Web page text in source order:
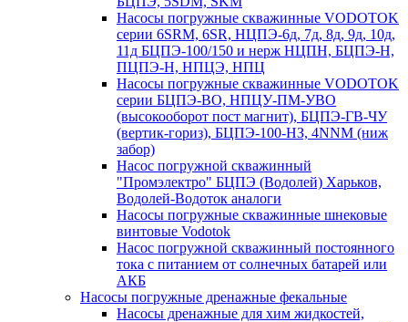
Насосы погружные скважинные VODOTOK
серии 6SRM, 6SR, НЦПЭ-6д, 7д, 8д, 9д, 10д,
11д БЦПЭ-100/150 и нерж НЦПН, БЦПЭ-Н,
ПЦПЭ-Н, НПЦЭ, НПЦ
Насосы погружные скважинные VODOTOK
серии БЦПЭ-ВО, НПЦУ-ПМ-УВО
(высокооборот пост магнит), БЦПЭ-ГВ-ЧУ
(вертик-гориз), БЦПЭ-100-НЗ, 4NNM (ниж
забор)
Насос погружной скважинный
"Промэлектро" БЦПЭ (Водолей) Харьков,
Водолей-Водоток аналоги
Насосы погружные скважинные шнековые
винтовые Vodotok
Насос погружной скважинный постоянного
тока с питанием от солнечных батарей или
АКБ
Насосы погружные дренажные фекальные
Насосы дренажные для хим жидкостей,